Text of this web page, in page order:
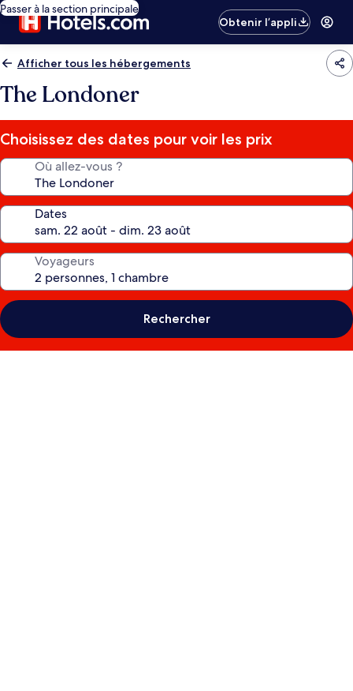
Passer à la section principale
Obtenir l’appli
Afficher tous les hébergements
The Londoner
Choisissez des dates pour voir les prix
Où allez-vous ?
Dates
Voyageurs
Rechercher